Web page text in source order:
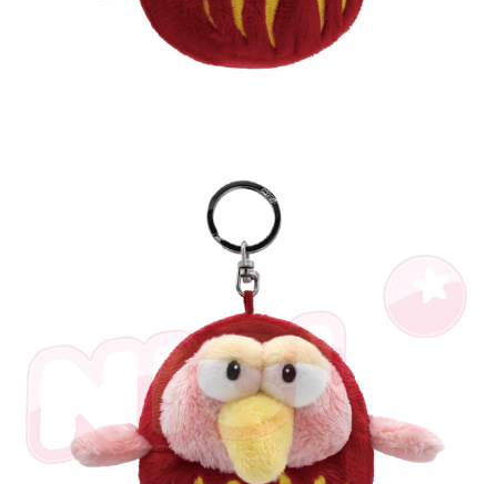
1.初回 AFTEEを ご利用の際に、認証結果及び当社の審査の結果に基づ
き、限度額が設定されます。
2.決済金額は最低NT$20です。
の氏名、電話番号、受取人の氏名、電話番号、受取人住所を含むがこれに
限らない）は、AFTEEに渡され当サービスで必要な範囲内で利用されま
す。AFTEEの個人情報の収集、処理、利用について、詳細はAFTEE公式ホ
ームページの『個人情報の収集、処理及び利用に関する声明』をご参照く
https://aftee.tw/privacypolicy/）。
AFTEEの初回ご利用の際に、審査を通過すれば、最高額がNT$10,000にな
ります。支払い期限を過ぎた場合、その金額に基づいて年利20%の遅延滞
納金が加算されます。未成年の利用者は、事前に法定代理人または後見人
の同意を得ればAFTEEをご利用いただけます。
個人情報の処理、利用について疑問がある、または関連する法律の権利を
行使したい場合は、ネットプロテクションズcs_tw@netprotections.co.jp
にご連絡ください。上記に示した個人情報を、必要な購入注文書とあわせ
てAFTEEにご提供いただく、またはAFTEEにあなたの個人情報の収集、処
理、利用を許可することににご同意いただけない場合は、当サービスを選